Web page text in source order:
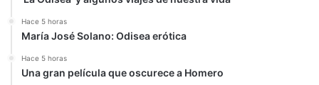
Hace 5 horas
María José Solano: Odisea erótica
Hace 5 horas
Una gran película que oscurece a Homero